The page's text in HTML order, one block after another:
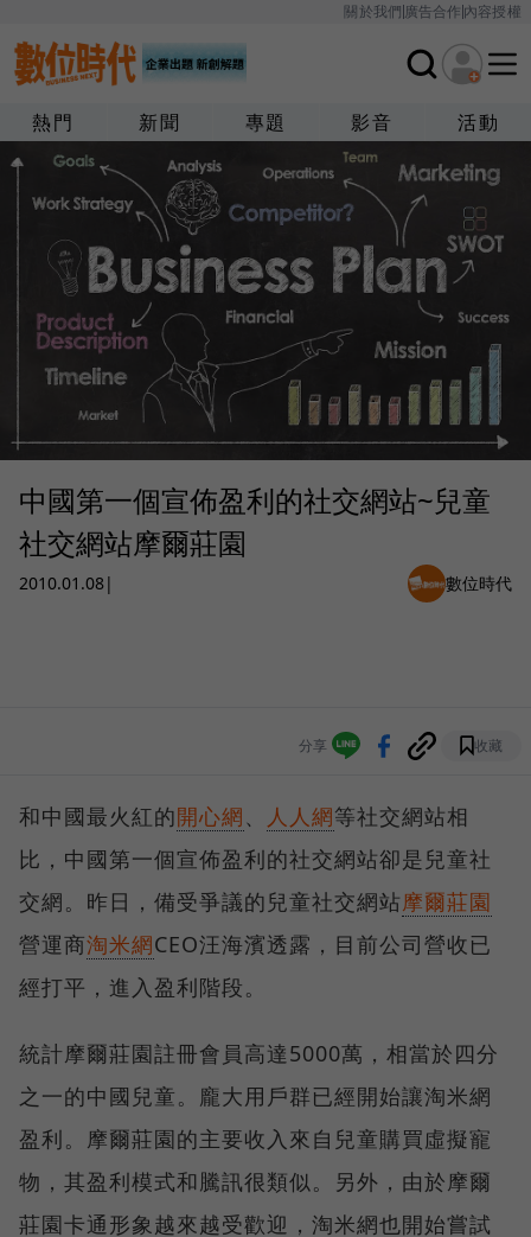
關於我們廣告合作內容授權
熱門 新聞 專題 影音 活動
中國第一個宣佈盈利的社交網站~兒童
社交網站摩爾莊園
2010.01.08| 數位時代
分享 收藏
和中國最火紅的開心網 人人網等社交網站相
比，中國第一個宣佈盈利的社交網站卻是兒童社
交網。昨日，備受爭議的兒童社交網站摩爾莊園
營運商淘米網CEO汪海濱透露，目前公司營收已
經打平，進入盈利階段。
統計摩爾莊園註冊會員高達5000萬，相當於四分
之一的中國兒童。龐大用戶群已經開始讓淘米網
盈利。摩爾莊園的主要收入來自兒童購買虛擬寵
物，其盈利模式和騰訊很類似。另外，由於摩爾
莊園卡通形象越來越受歡迎，淘米網也開始嘗試